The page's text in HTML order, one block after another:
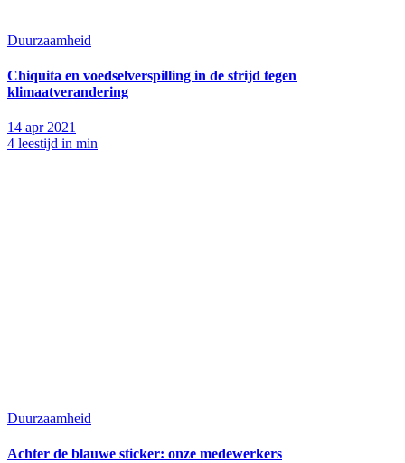
Duurzaamheid
Chiquita en voedselverspilling in de strijd tegen
klimaatverandering
14 apr 2021
4 leestijd in min
Duurzaamheid
Achter de blauwe sticker: onze medewerkers